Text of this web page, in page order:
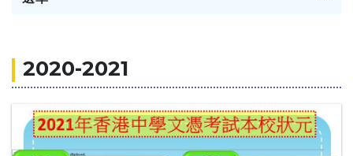
2020-2021